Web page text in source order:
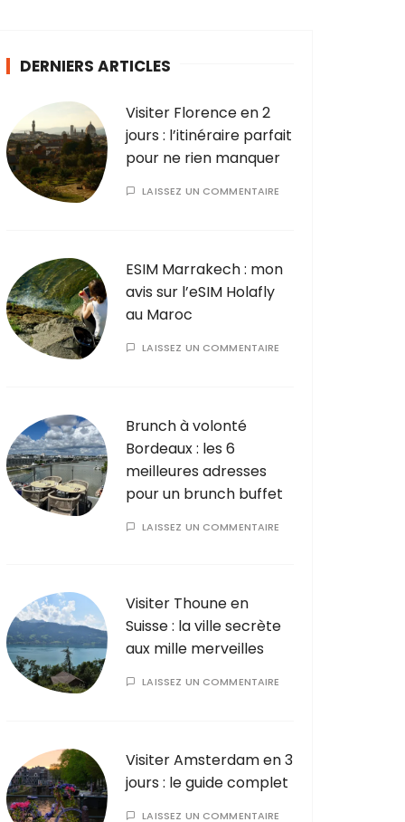
DERNIERS ARTICLES
Visiter Florence en 2
jours : l’itinéraire parfait
pour ne rien manquer
LAISSEZ UN COMMENTAIRE
ESIM Marrakech : mon
avis sur l’eSIM Holafly
au Maroc
LAISSEZ UN COMMENTAIRE
Brunch à volonté
Bordeaux : les 6
meilleures adresses
pour un brunch buffet
LAISSEZ UN COMMENTAIRE
Visiter Thoune en
Suisse : la ville secrète
aux mille merveilles
LAISSEZ UN COMMENTAIRE
Visiter Amsterdam en 3
jours : le guide complet
LAISSEZ UN COMMENTAIRE